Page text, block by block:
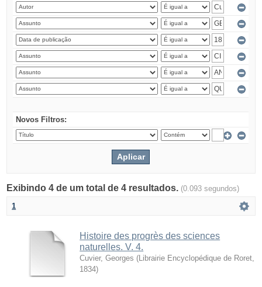
Novos Filtros:
Exibindo 4 de um total de 4 resultados. (0.093 segundos)
1
Histoire des progrès des sciences
naturelles. V. 4.
Cuvier, Georges ( Librairie Encyclopédique de Roret
1834)